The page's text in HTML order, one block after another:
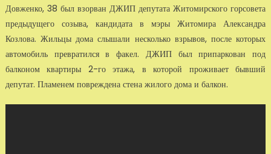
Довженко, 38 был взорван ДЖИП депутата Житомирского горсовета
предыдущего созыва, кандидата в мэры Житомира Александра
Козлова. Жильцы дома слышали несколько взрывов, после которых
автомобиль превратился в факел. ДЖИП был припаркован под
балконом квартиры 2-го этажа, в которой проживает бывший
депутат. Пламенем повреждена стена жилого дома и балкон.